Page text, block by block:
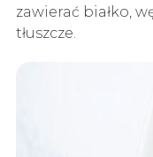
zawierać białko,
tłuszcze.